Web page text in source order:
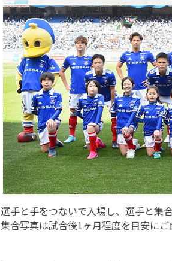
選手と手をつないで入場し、選手と集
集合写真は試合後1ヶ月程度を目安にご